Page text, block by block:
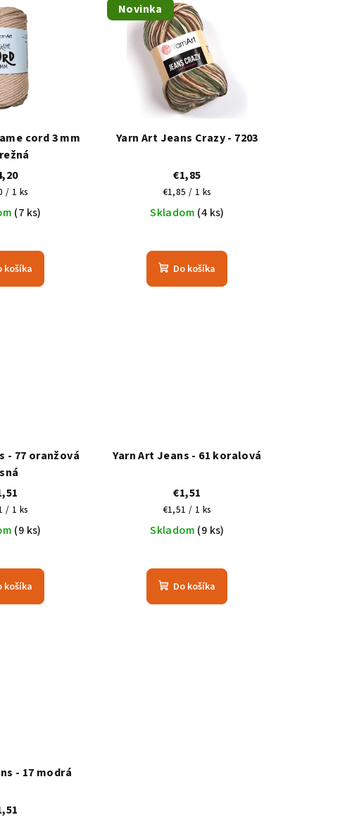
cord 3 mm
/ 1 ks
(7 ks)
košíka
Novinka
Yarn Art Jeans Crazy - 7203
€1,85
Jednotková
cena:
€1,85 / 1 ks
Skladom (4 ks)
Do košíka
- 77 oranžová
/ 1 ks
(9 ks)
košíka
Yarn Art Jeans - 61 koralová
€1,51
Jednotková
cena:
€1,51 / 1 ks
Skladom (9 ks)
Do košíka
- 17 modrá